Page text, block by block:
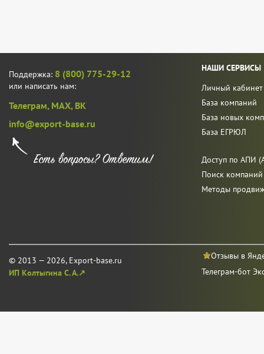
Поддержка: 8 (800) 775-29-12
или написать нам:
Телеграм, MAX, ВК
info@export-base.ru
© 2013 — 2026, Export-base.ru
ИП Колтыгина С. А.↗
НАШИ СЕРВИСЫ
Личный кабинет
База компаний
База новых
База ЕГРЮЛ
Доступ по АПИ
Поиск
Методы
Отзывы в
Телеграм-бот